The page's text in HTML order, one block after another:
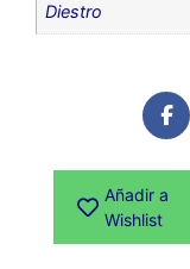
Diestro
Añadir a
Wishlist